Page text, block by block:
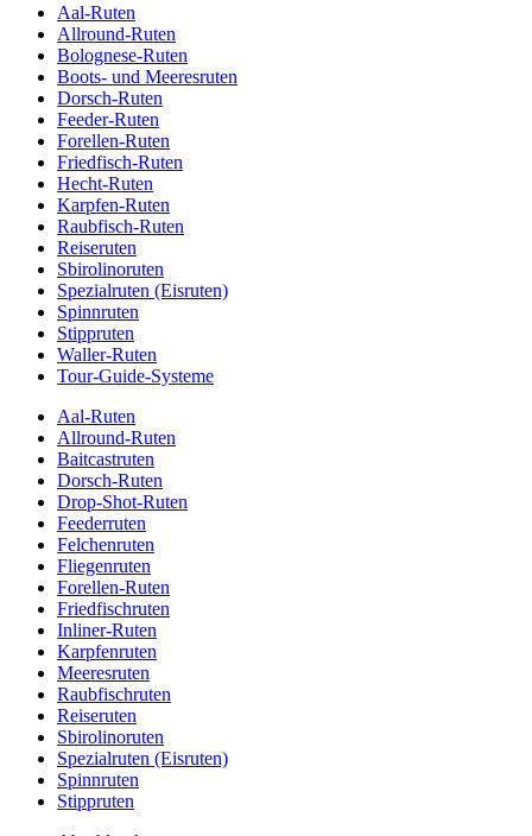
Aal-Ruten
Allround-Ruten
Bolognese-Ruten
Boots- und Meeresruten
Dorsch-Ruten
Feeder-Ruten
Forellen-Ruten
Friedfisch-Ruten
Hecht-Ruten
Karpfen-Ruten
Raubfisch-Ruten
Reiseruten
Sbirolinoruten
Spezialruten (Eisruten)
Spinnruten
Stippruten
Waller-Ruten
Tour-Guide-Systeme
Aal-Ruten
Allround-Ruten
Baitcastruten
Dorsch-Ruten
Drop-Shot-Ruten
Feederruten
Felchenruten
Fliegenruten
Forellen-Ruten
Friedfischruten
Inliner-Ruten
Karpfenruten
Meeresruten
Raubfischruten
Reiseruten
Sbirolinoruten
Spezialruten (Eisruten)
Spinnruten
Stippruten